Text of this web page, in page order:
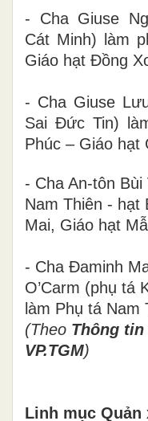
- Cha Giuse
Cát Minh) làm
Giáo hạt Đồng
- Cha Giuse
Sai Đức Tin)
Phúc – Giáo hạt
- Cha An-tôn
Nam Thiên - hạt
Mai, Giáo hạt
- Cha Đaminh
O’Carm (phụ tá
làm Phụ tá Nam
(Theo Thông tin
VP.TGM)
Linh mục Quản